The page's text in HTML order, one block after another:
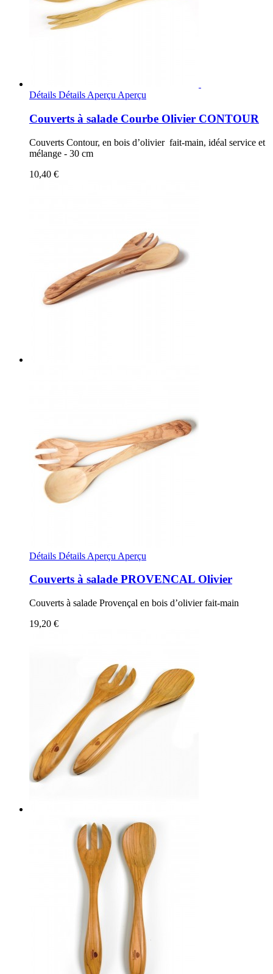
Détails Détails Aperçu Aperçu
Couverts à salade Courbe Olivier CONTOUR
Couverts Contour, en bois d’olivier fait-main, idéal service et
mélange - 30 cm
10,40 €
Détails Détails Aperçu Aperçu
Couverts à salade PROVENCAL Olivier
Couverts à salade Provençal en bois d’olivier fait-main
19,20 €